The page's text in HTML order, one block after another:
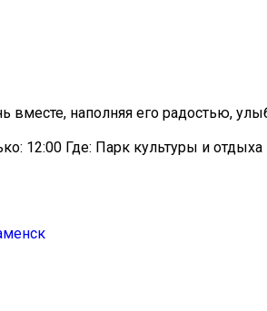
вместе, наполняя его радостью,
12:00 Где: Парк культуры и отдыха